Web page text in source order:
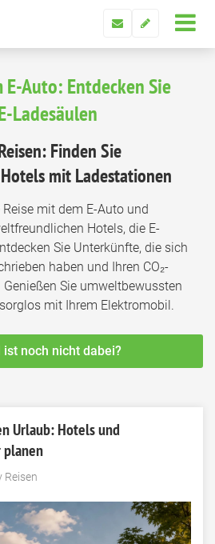
Auto: Entdecken Sie
Ladesäulen
Finden Sie
mit Ladestationen
mit dem E-Auto und
Hotels, die E-
Sie Unterkünfte, die sich
haben und Ihren CO₂-
Sie umweltbewussten
mit Ihrem Elektromobil.
ist noch nicht dabei?
Urlaub: Hotels und
planen
Reisen